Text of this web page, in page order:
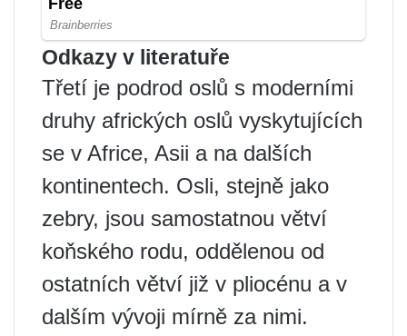
Odkazy v literatuře
Třetí je podrod oslů s moderními
druhy afrických oslů vyskytujících
se v Africe, Asii a na dalších
kontinentech. Osli, stejně jako
zebry, jsou samostatnou větví
koňského rodu, oddělenou od
ostatních větví již v pliocénu a v
dalším vývoji mírně za nimi.